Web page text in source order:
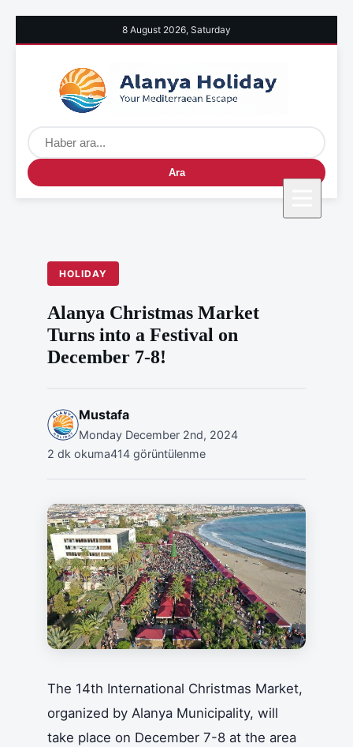
8 August 2026, Saturday
Ara
HOLIDAY
Alanya Christmas Market
Turns into a Festival on
December 7-8!
Mustafa
Monday December 2nd, 2024
2 dk okuma414 görüntülenme
The 14th International Christmas Market,
organized by Alanya Municipality, will
take place on December 7-8 at the area